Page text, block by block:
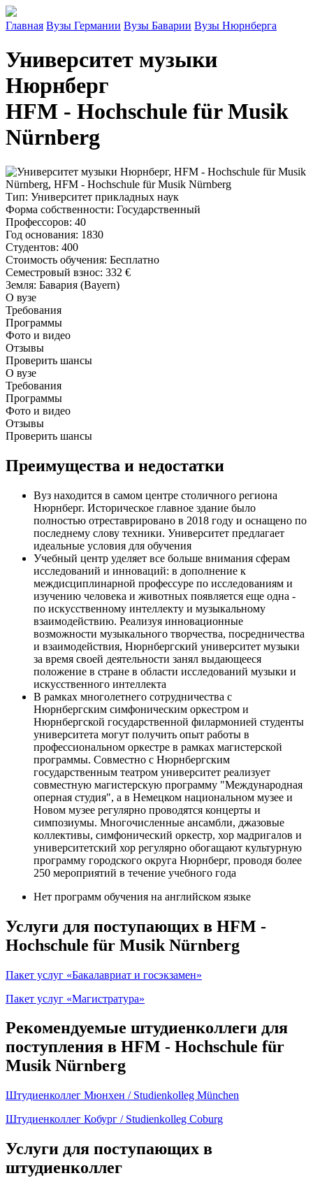
Главная Вузы Германии Вузы Баварии Вузы Нюрнберга
Университет музыки
Нюрнберг
HFM - Hochschule für Musik
Nürnberg
Тип: Университет прикладных наук
Форма собственности: Государственный
Профессоров: 40
Год основания: 1830
Студентов: 400
Стоимость обучения: Бесплатно
Семестровый взнос: 332 €
Земля: Бавария (Bayern)
О вузе
Требования
Программы
Фото и видео
Отзывы
Проверить шансы
О вузе
Требования
Программы
Фото и видео
Отзывы
Проверить шансы
Преимущества и недостатки
Вуз находится в самом центре столичного региона
Нюрнберг. Историческое главное здание было
полностью отреставрировано в 2018 году и оснащено по
последнему слову техники. Университет предлагает
идеальные условия для обучения
Учебный центр уделяет все больше внимания сферам
исследований и инноваций: в дополнение к
междисциплинарной профессуре по исследованиям и
изучению человека и животных появляется еще одна -
по искусственному интеллекту и музыкальному
взаимодействию. Реализуя инновационные
возможности музыкального творчества, посредничества
и взаимодействия, Нюрнбергский университет музыки
за время своей деятельности занял выдающееся
положение в стране в области исследований музыки и
искусственного интеллекта
В рамках многолетнего сотрудничества с
Нюрнбергским симфоническим оркестром и
Нюрнбергской государственной филармонией студенты
университета могут получить опыт работы в
профессиональном оркестре в рамках магистерской
программы. Совместно с Нюрнбергским
государственным театром университет реализует
совместную магистерскую программу "Международная
оперная студия", а в Немецком национальном музее и
Новом музее регулярно проводятся концерты и
симпозиумы. Многочисленные ансамбли, джазовые
коллективы, симфонический оркестр, хор мадригалов и
университетский хор регулярно обогащают культурную
программу городского округа Нюрнберг, проводя более
250 мероприятий в течение учебного года
Нет программ обучения на английском языке
Услуги для поступающих в HFM -
Hochschule für Musik Nürnberg
Пакет услуг «Бакалавриат и госэкзамен»
Пакет услуг «Магистратура»
Рекомендуемые штудиенколлеги для
поступления в HFM - Hochschule für
Musik Nürnberg
Штудиенколлег Мюнхен / Studienkolleg München
Штудиенколлег Кобург / Studienkolleg Coburg
Услуги для поступающих в
штудиенколлег